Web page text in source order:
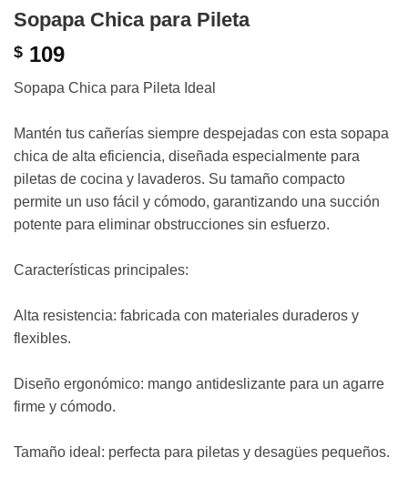
Sopapa Chica para Pileta
$ 109
Sopapa Chica para Pileta Ideal⁣
⁣Mantén tus cañerías siempre despejadas con esta sopapa
chica de alta eficiencia, diseñada especialmente para
piletas de cocina y lavaderos. Su tamaño compacto
permite un uso fácil y cómodo, garantizando una succión
potente para eliminar obstrucciones sin esfuerzo.⁣
Características principales:⁣
Alta resistencia: fabricada con materiales duraderos y
flexibles.⁣
Diseño ergonómico: mango antideslizante para un agarre
firme y cómodo.⁣
Tamaño ideal: perfecta para piletas y desagües pequeños.⁣